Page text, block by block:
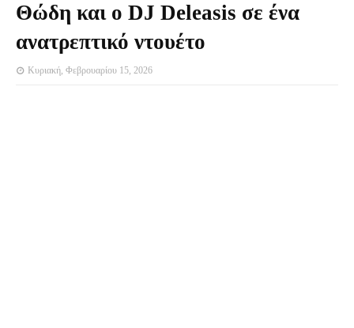
Θώδη και ο DJ Deleasis σε ένα
ανατρεπτικό ντουέτο
Κυριακή, Φεβρουαρίου 15, 2026